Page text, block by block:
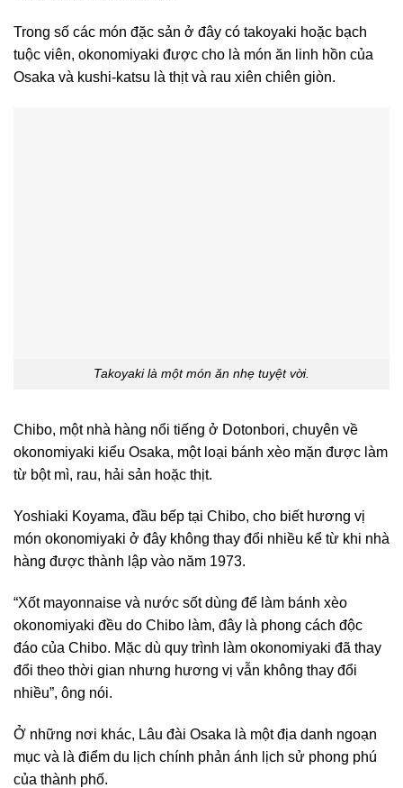
Trong số các món đặc sản ở đây có takoyaki hoặc bạch
tuộc viên, okonomiyaki được cho là món ăn linh hồn của
Osaka và kushi-katsu là thịt và rau xiên chiên giòn.
Takoyaki là một món ăn nhẹ tuyệt vời.
Chibo, một nhà hàng nổi tiếng ở Dotonbori, chuyên về
okonomiyaki kiểu Osaka, một loại bánh xèo mặn được làm
từ bột mì, rau, hải sản hoặc thịt.
Yoshiaki Koyama, đầu bếp tại Chibo, cho biết hương vị
món okonomiyaki ở đây không thay đổi nhiều kể từ khi nhà
hàng được thành lập vào năm 1973.
“Xốt mayonnaise và nước sốt dùng để làm bánh xèo
okonomiyaki đều do Chibo làm, đây là phong cách độc
đáo của Chibo. Mặc dù quy trình làm okonomiyaki đã thay
đổi theo thời gian nhưng hương vị vẫn không thay đổi
nhiều”, ông nói.
Ở những nơi khác, Lâu đài Osaka là một địa danh ngoạn
mục và là điểm du lịch chính phản ánh lịch sử phong phú
của thành phố.